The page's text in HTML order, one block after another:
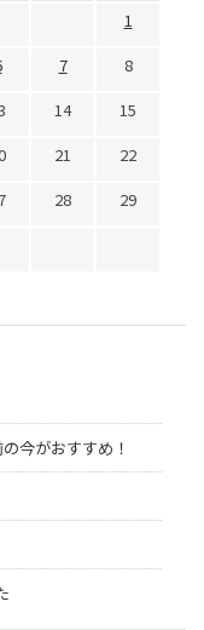
1
7
8
14
15
21
22
28
29
今がおすすめ！